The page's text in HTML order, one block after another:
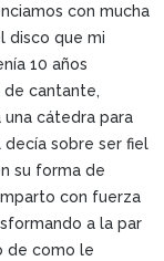
con mucha
disco que mi
10 años
de cantante,
cátedra para
sobre ser fiel
su forma de
con fuerza
a la par
de como le